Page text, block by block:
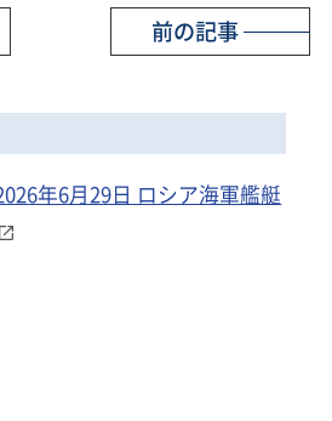
前の記事
年6月29日 ロシア海軍艦艇